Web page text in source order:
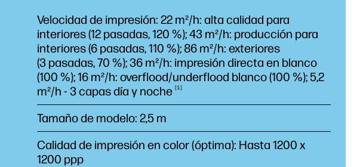
Velocidad de impresión: 22 m²/h: alta calidad para
interiores (12 pasadas, 120 %); 43 m²/h: producción para
interiores (6 pasadas, 110 %); 86 m²/h: exteriores
(3 pasadas, 70 %); 36 m²/h: impresión directa en blanco
(100 %); 16 m²/h: overflood/underflood blanco (100 %); 5,2
m²/h - 3 capas día y noche 1
Tamaño de modelo: 2,5 m
Calidad de impresión en color (óptima): Hasta 1200 x
1200 ppp